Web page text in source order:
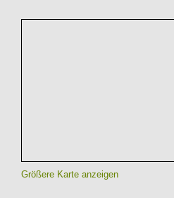
Größere Karte anzeigen